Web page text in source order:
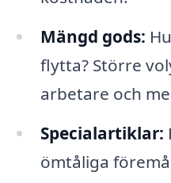
Mängd gods:
flytta? Större
arbetare och
Specialartiklar:
ömtåliga